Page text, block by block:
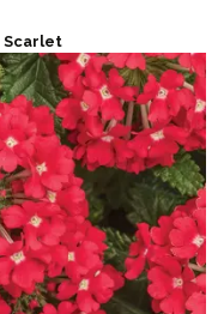
Scarlet